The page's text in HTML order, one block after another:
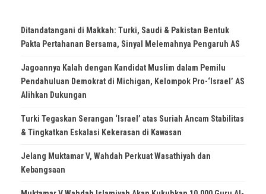
Ditandatangani di Makkah: Turki, Saudi & Pakistan Bentuk
Pakta Pertahanan Bersama, Sinyal Melemahnya Pengaruh AS
Jagoannya Kalah dengan Kandidat Muslim dalam Pemilu
Pendahuluan Demokrat di Michigan, Kelompok Pro-‘Israel’ AS
Alihkan Dukungan
Turki Tegaskan Serangan ‘Israel’ atas Suriah Ancam Stabilitas
& Tingkatkan Eskalasi Kekerasan di Kawasan
Jelang Muktamar V, Wahdah Perkuat Wasathiyah dan
Kebangsaan